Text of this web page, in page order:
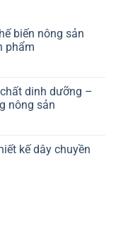
biến nông sản
phẩm
dinh dưỡng –
nông sản
kế dây chuyền